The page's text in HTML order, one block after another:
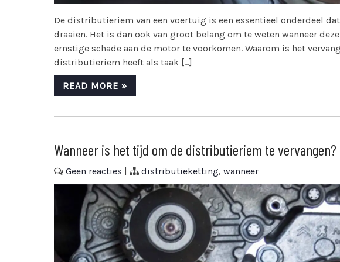
De distributieriem van een voertuig is een essentieel onderdeel
draaien. Het is dan ook van groot belang om te weten wanneer
ernstige schade aan de motor te voorkomen. Waarom is het
distributieriem heeft als taak […]
READ MORE »
Wanneer is het tijd om de distributieriem te vervangen?
Geen reacties | distributieketting, wanneer